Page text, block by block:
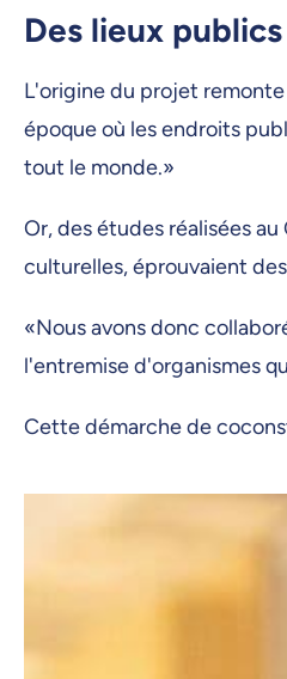
Des lieux
L'origine du projet
époque où les endroits
tout le monde.»
Or, des études réalisées
culturelles, éprouvaient
«Nous avons donc
l'entremise d'organismes
Cette démarche de